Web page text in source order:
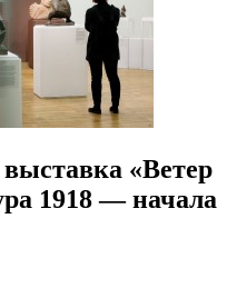
«Ветер
1918 — начала